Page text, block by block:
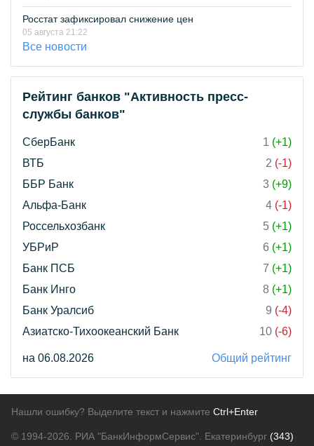
Росстат зафиксировал снижение цен
05 августа 21:22
Все новости
Рейтинг банков "Активность пресс-
службы банков"
СберБанк 1 (+1)
ВТБ
2 (-1)
ББР Банк
3 (+9)
Альфа-Банк
4 (-1)
Россельхозбанк
5 (+1)
УБРиР
6 (+1)
Банк ПСБ
7 (+1)
Банк Инго
8 (+1)
Банк Уралсиб
9 (-4)
Азиатско-Тихоокеанский Банк
10 (-6)
на 06.08.2026 Общий рейтинг
Нашли ошибку? Выделите текст и нажмите Ctrl+Enter
© 1994-2026. РИА "БанкИнформСервис". Екатеринбург (343)